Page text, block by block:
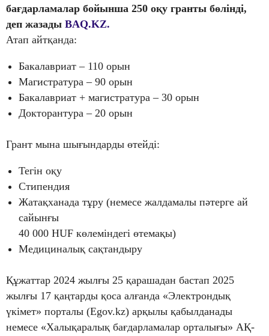
бағдарламалар бойынша 250 оқу гранты бөлінді,
деп жазады BAQ.KZ.
Атап айтқанда:
Бакалавриат – 110 орын
Магистратура – 90 орын
Бакалавриат + магистратура – 30 орын
Докторантура – 20 орын
Грант мына шығындарды өтейді:
Тегін оқу
Стипендия
Жатақханада тұру (немесе жалдамалы пәтерге ай
сайынғы
40 000 HUF көлеміндегі өтемақы)
Медициналық сақтандыру
Құжаттар 2024 жылғы 25 қарашадан бастап 2025
жылғы 17 қаңтарды қоса алғанда «Электрондық
үкімет» порталы (Egov.kz) арқылы қабылданады
немесе «Халықаралық бағдарламалар орталығы» АҚ-